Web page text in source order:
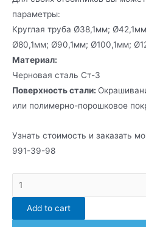
параметры:
Круглая труба Ø38,1мм;
Ø80,1мм; Ø90,1мм; Ø100,1мм;
Материал:
Черновая сталь Ст-3
Поверхность стали:
или полимерно-порошковое
Узнать стоимость и заказать
991-39-98
Отбойники
для
предприятия
Add to cart